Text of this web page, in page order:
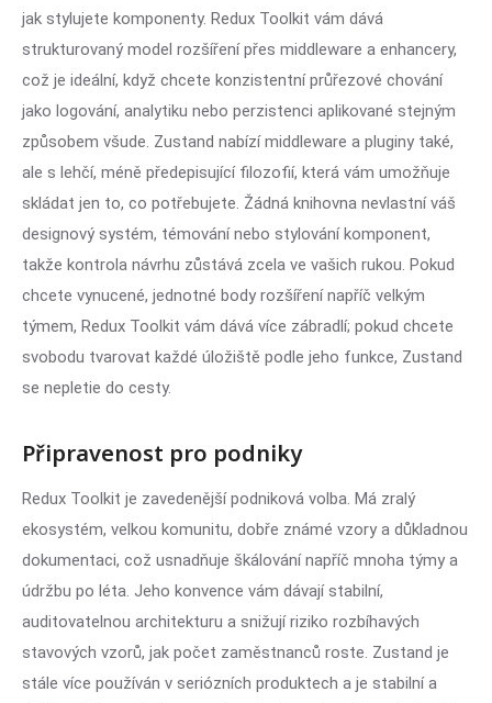
jak stylujete komponenty. Redux Toolkit vám dává
strukturovaný model rozšíření přes middleware a enhancery,
což je ideální, když chcete konzistentní průřezové chování
jako logování, analytiku nebo perzistenci aplikované stejným
způsobem všude. Zustand nabízí middleware a pluginy také,
ale s lehčí, méně předepisující filozofií, která vám umožňuje
skládat jen to, co potřebujete. Žádná knihovna nevlastní váš
designový systém, témování nebo stylování komponent,
takže kontrola návrhu zůstává zcela ve vašich rukou. Pokud
chcete vynucené, jednotné body rozšíření napříč velkým
týmem, Redux Toolkit vám dává více zábradlí; pokud chcete
svobodu tvarovat každé úložiště podle jeho funkce, Zustand
se nepletie do cesty.
Připravenost pro podniky
Redux Toolkit je zavedenější podniková volba. Má zralý
ekosystém, velkou komunitu, dobře známé vzory a důkladnou
dokumentaci, což usnadňuje škálování napříč mnoha týmy a
údržbu po léta. Jeho konvence vám dávají stabilní,
auditovatelnou architekturu a snižují riziko rozbíhavých
stavových vzorů, jak počet zaměstnanců roste. Zustand je
stále více používán v seriózních produktech a je stabilní a